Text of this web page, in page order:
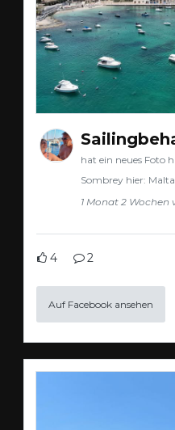
hat ein neues
Sombrey hier: Malta
1 Monat 2 Wochen
4 2
Auf Facebook ansehen